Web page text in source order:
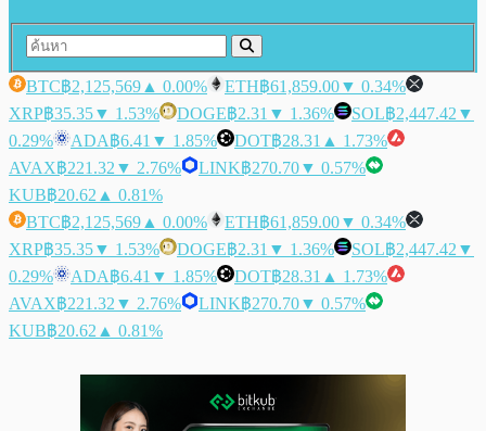
BTC฿2,125,569 ▲ 0.00% ETH฿61,859.00▼ 0.34%
XRP฿35.35▼ 1.53% DOGE฿2.31 ▼ 1.36% SOL฿2,447.42 ▼
0.29%
ADA฿6.41 ▼ 1.85% DOT฿28.31 ▲ 1.73%
AVAX฿221.32 ▼ 2.76% LINK฿270.70▼ 0.57%
KUB฿20.62 ▲ 0.81%
BTC฿2,125,569 ▲ 0.00% ETH฿61,859.00▼ 0.34%
XRP฿35.35▼ 1.53% DOGE฿2.31 ▼ 1.36% SOL฿2,447.42 ▼
0.29%
ADA฿6.41 ▼ 1.85% DOT฿28.31 ▲ 1.73%
AVAX฿221.32 ▼ 2.76% LINK฿270.70▼ 0.57%
KUB฿20.62 ▲ 0.81%